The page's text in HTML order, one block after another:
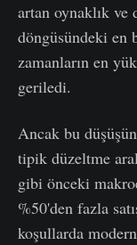
artan oynaklık ve
döngüsündeki en
zamanların en
geriledi.
Ancak bu
tipik düzeltme
gibi önceki
%50'den fazla
koşullarda